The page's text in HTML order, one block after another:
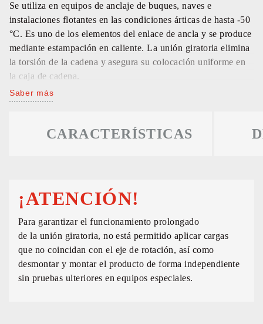
Se utiliza en equipos de anclaje de buques, naves e
instalaciones flotantes en las condiciones árticas de hasta -50
°С. Es uno de los elementos del enlace de ancla y se produce
mediante estampación en caliente. La unión giratoria elimina
la torsión de la cadena y asegura su colocación uniforme en
la caja de cadena.
Saber más
CARACTERÍSTICAS
¡ATENCIÓN!
Para garantizar el funcionamiento prolongado
de la unión giratoria, no está permitido aplicar cargas
que no coincidan con el eje de rotación, así como
desmontar y montar el producto de forma independiente
sin pruebas ulteriores en equipos especiales.